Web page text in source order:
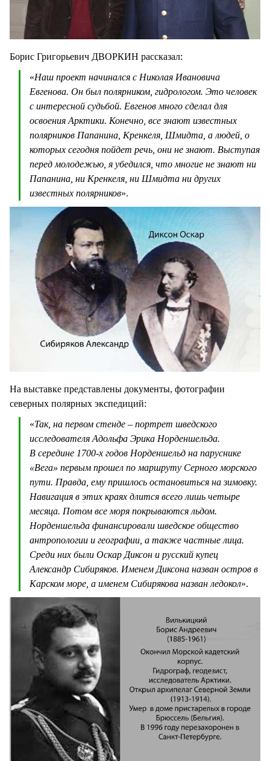
Борис Григорьевич ДВОРКИН рассказал:
«Наш проект начинался с Николая Ивановича
Евгенова. Он был полярником, гидрологом. Это человек
с интересной судьбой. Евгенов много сделал для
освоения Арктики. Конечно, все знают известных
полярников Папанина, Кренкеля, Шмидта, а людей, о
которых сегодня пойдет речь, они не знают. Выступая
перед молодежью, я убедился, что многие не знают ни
Папанина, ни Кренкеля, ни Шмидта ни других
известных полярников».
На выставке представлены документы, фотографии
северных полярных экспедиций:
«Так, на первом стенде – портрет шведского
исследователя Адольфа Эрика Норденшельда.
В середине 1700-х годов Норденшельд на паруснике
«Вега» первым прошел по маршруту Серного морского
пути. Правда, ему пришлось остановиться на зимовку.
Навигация в этих краях длится всего лишь четыре
месяца. Потом все моря покрываются льдом.
Норденшельда финансировали шведское общество
антропологии и географии, а также частные лица.
Среди них были Оскар Диксон и русский купец
Александр Сибиряков. Именем Диксона назван остров в
Карском море, а именем Сибирякова назван ледокол».